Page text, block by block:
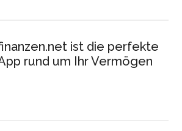
ist die perfekte
rund um Ihr Vermögen